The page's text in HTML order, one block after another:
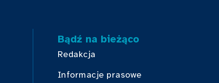
Bądź na bieżąco
Redakcja
Informacje prasowe